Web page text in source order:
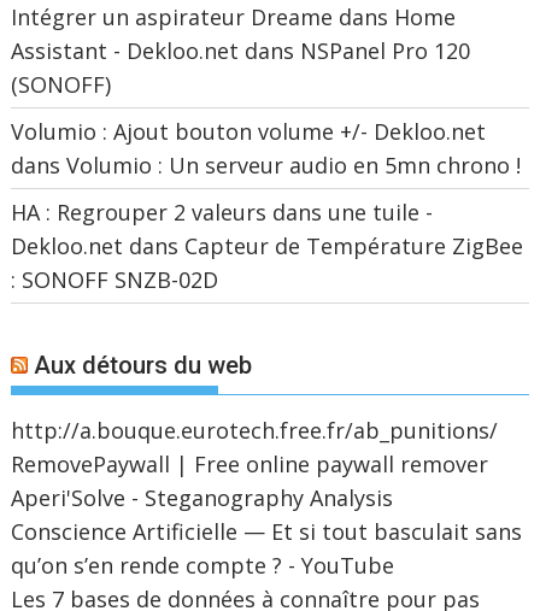
Intégrer un aspirateur Dreame dans Home
Assistant - Dekloo.net dans NSPanel Pro 120
(SONOFF)
Volumio : Ajout bouton volume +/- Dekloo.net
dansVolumio : Un serveur audio en 5mn chrono !
HA : Regrouper 2 valeurs dans une tuile -
Dekloo.net dans Capteur de Température ZigBee
: SONOFF SNZB-02D
Aux détours du web
http://a.bouque.eurotech.free.fr/ab_punitions/
RemovePaywall | Free online paywall remover
Aperi'Solve - Steganography Analysis
Conscience Artificielle — Et si tout basculait sans
qu’on s’en rende compte ? - YouTube
Les 7 bases de données à connaître pour pas